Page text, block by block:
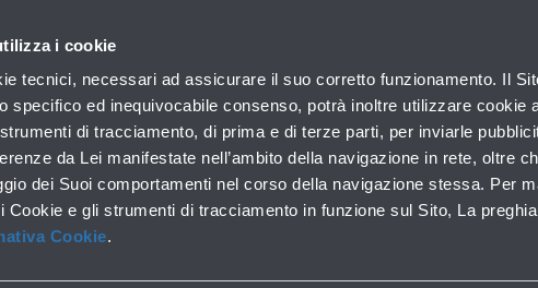
i cookie
tecnici, necessari ad assicurare il suo corretto funzionamento. Il
specifico ed inequivocabile consenso, potrà inoltre utilizzare cookie
di tracciamento, di prima e di terze parti, per inviarle
da Lei manifestate nell’ambito della navigazione in rete, oltre
dei Suoi comportamenti nel corso della navigazione stessa. Per
Cookie e gli strumenti di tracciamento in funzione sul Sito, La
Cookie.
e info
Parcheggi
Soste brevi e lunghe
Da e per l'aeroporto
Trasporti pubblici e auto
In aeroporto
Lounge, shopping
Prepara il tuo